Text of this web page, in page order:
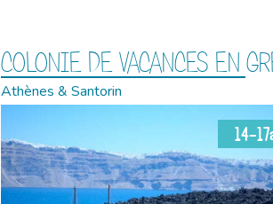
COLONIE DE VACANCES EN
Athènes & Santorin
14-